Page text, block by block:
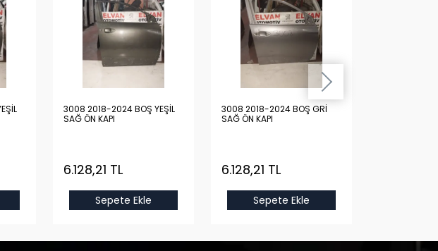
3008 2018-2024 BOŞ YEŞİL
SAĞ ÖN KAPI
6.128,21 TL
Sepete Ekle
3008 2018-2024 BOŞ GRİ
SAĞ ÖN KAPI
6.128,21 TL
Sepete Ekle